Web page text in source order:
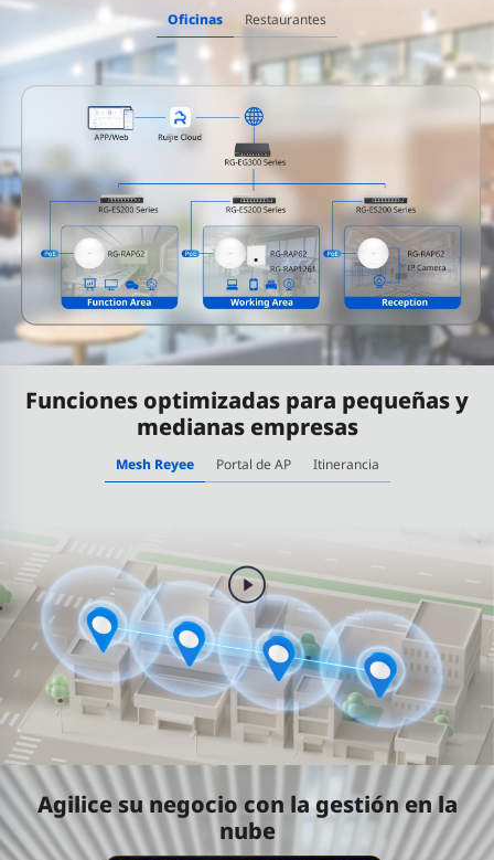
Oficinas Restaurantes
Funciones optimizadas para pequeñas y
medianas empresas
Mesh Reyee Portal de AP Itinerancia
Agilice su negocio con la gestión en la
nube